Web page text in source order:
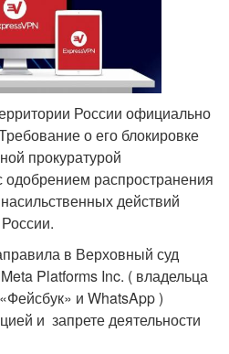
России официально
о его блокировке
прокуратурой
одобрением распространения
действий
в Верховный суд
Platforms Inc. ( владельца
и WhatsApp )
и запрете деятельности